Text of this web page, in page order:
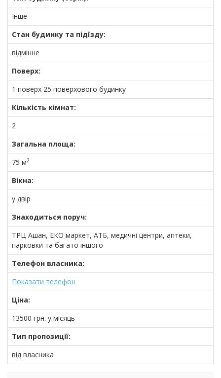
Інше
Стан будинку та підїзду:
відмінне
Поверх:
1 поверх 25 поверхового будинку
Кількість кімнат:
2
Загальна площа:
75 м2
Вікна:
у двір
Знаходиться поруч:
ТРЦ Ашан, ЕКО маркет, АТБ, медичні центри, аптеки,
парковки та багато іншого
Телефон власника:
Показати телефон
Ціна:
13500 грн. у місяць
Тип пропозиції:
від власника